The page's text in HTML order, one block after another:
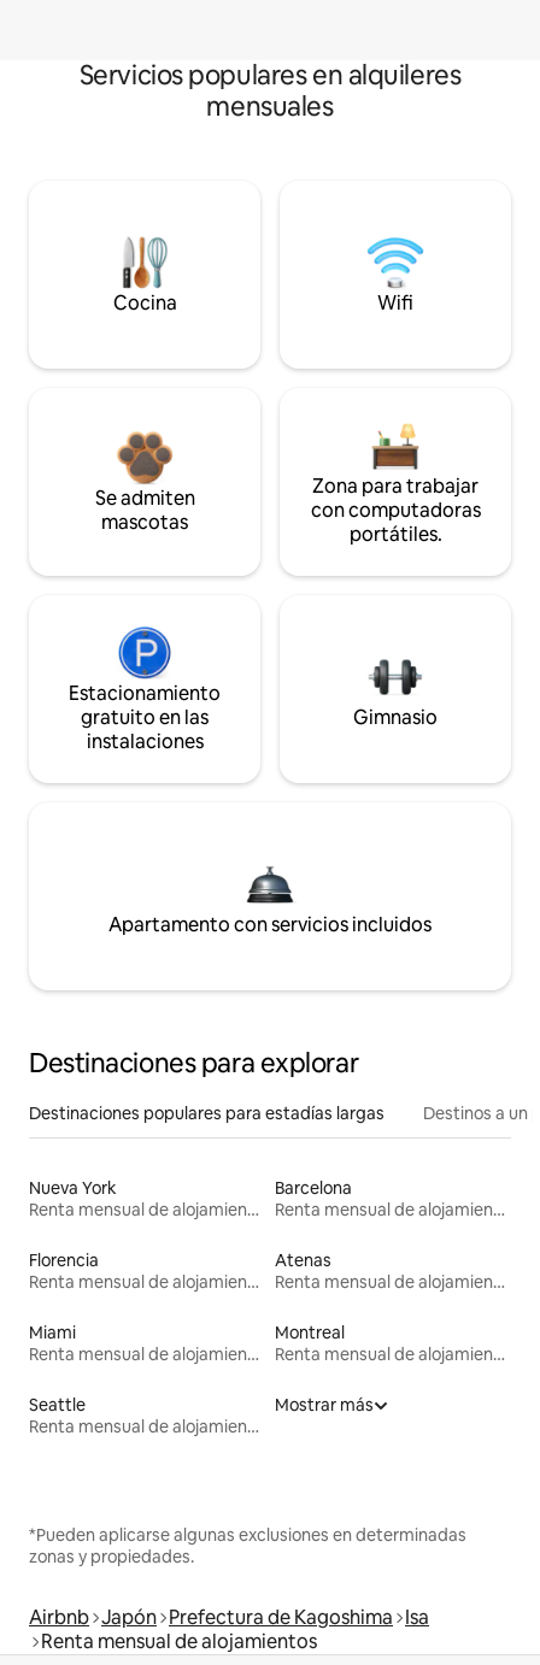
Servicios populares en alquileres
mensuales
Cocina Wifi
Se admiten
mascotas
Zona para trabajar
con computadoras
portátiles.
Estacionamiento
gratuito en las
instalaciones
Gimnasio
Apartamento con servicios incluidos
Destinaciones para explorar
Destinaciones populares para estadías largas Destinos a un
Nueva York
Renta mensual de alojamientos
Barcelona
Renta mensual de alojamientos
Florencia
Renta mensual de alojamientos
Atenas
Renta mensual de alojamientos
Miami
Renta mensual de alojamientos
Montreal
Renta mensual de alojamientos
Seattle
Renta mensual de alojamientos
Mostrar más
*Pueden aplicarse algunas exclusiones en determinadas
zonas y propiedades.
Airbnb Japón Prefectura de Kagoshima Isa
Renta mensual de alojamientos